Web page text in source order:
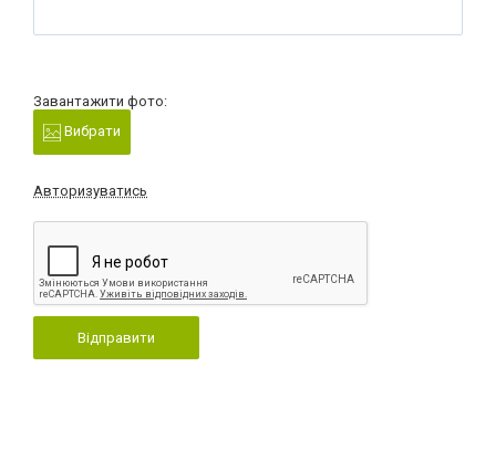
Завантажити фото:
Вибрати
Авторизуватись
Відправити